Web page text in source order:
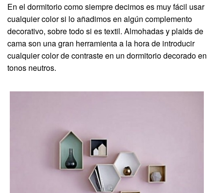
En el dormitorio como siempre decimos es muy fácil usar
cualquier color si lo añadimos en algún complemento
decorativo, sobre todo si es textil. Almohadas y plaids de
cama son una gran herramienta a la hora de introducir
cualquier color de contraste en un dormitorio decorado en
tonos neutros.